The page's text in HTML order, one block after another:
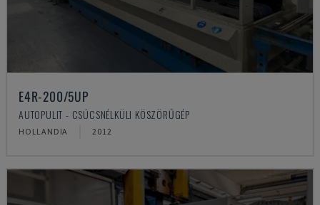
E4R-200/5UP
AUTOPULIT - CSÚCSNÉLKÜLI KÖSZÖRŰGÉP
HOLLANDIA 2012